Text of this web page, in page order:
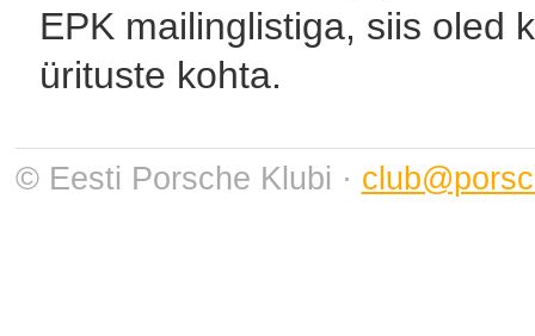
EPK mailinglistiga, siis oled
ürituste kohta.
© Eesti Porsche Klubi ·